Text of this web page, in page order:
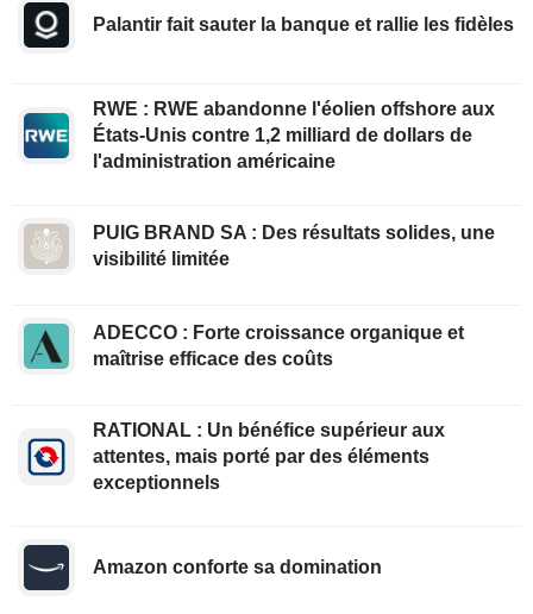
Palantir fait sauter la banque et rallie les fidèles
RWE : RWE abandonne l'éolien offshore aux
États-Unis contre 1,2 milliard de dollars de
l'administration américaine
PUIG BRAND SA : Des résultats solides, une
visibilité limitée
ADECCO : Forte croissance organique et
maîtrise efficace des coûts
RATIONAL : Un bénéfice supérieur aux
attentes, mais porté par des éléments
exceptionnels
Amazon conforte sa domination